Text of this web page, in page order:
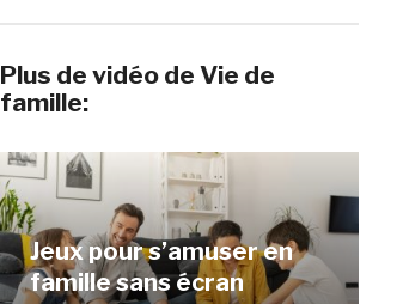
Plus de vidéo de Vie de
famille:
Jeux pour s’amuser en
famille sans écran